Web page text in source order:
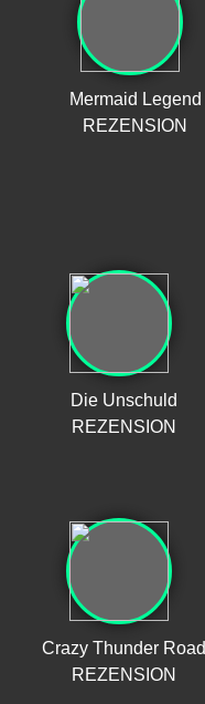
Mermaid Legend
REZENSION
Die Unschuld
REZENSION
Crazy Thunder Road
REZENSION